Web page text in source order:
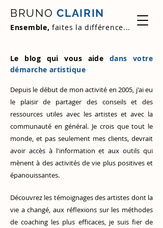
BRUNO CLAIRIN
Ensemble, faites la différence...
Le blog qui vous aide dans votre
démarche artistique
Depuis le début de mon activité en 2005, j'ai eu
le plaisir de partager des conseils et des
ressources utiles avec les artistes et avec la
communauté en général. Je crois que tout le
monde, et pas seulement mes clients, devrait
avoir accès à l'information et aux outils qui
mènent à des activités de vie plus positives et
épanouissantes.
Découvrez les témoignages des artistes dont la
vie a changé, aux réflexions sur les méthodes
de coaching les plus efficaces, je suis fier de